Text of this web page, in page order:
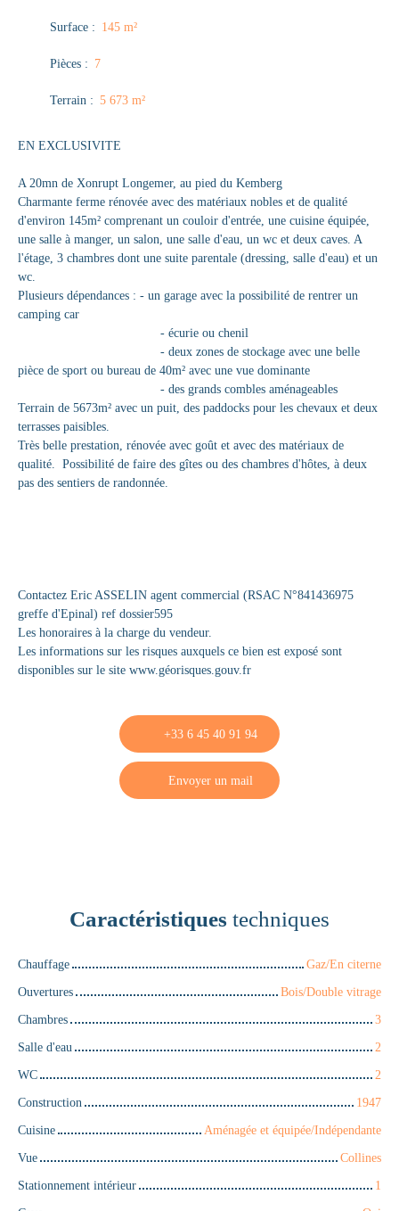
Surface : 145 m²
Pièces : 7
Terrain : 5 673 m²
EN EXCLUSIVITE
A 20mn de Xonrupt Longemer, au pied du Kemberg
Charmante ferme rénovée avec des matériaux nobles et de qualité
d'environ 145m² comprenant un couloir d'entrée, une cuisine équipée,
une salle à manger, un salon, une salle d'eau, un wc et deux caves. A
l'étage, 3 chambres dont une suite parentale (dressing, salle d'eau) et un
wc.
Plusieurs dépendances : - un garage avec la possibilité de rentrer un
camping car
- écurie ou chenil
- deux zones de stockage avec une belle
pièce de sport ou bureau de 40m² avec une vue dominante
- des grands combles aménageables
Terrain de 5673m² avec un puit, des paddocks pour les chevaux et deux
terrasses paisibles.
Très belle prestation, rénovée avec goût et avec des matériaux de
qualité. Possibilité de faire des gîtes ou des chambres d'hôtes, à deux
pas des sentiers de randonnée.
Contactez Eric ASSELIN agent commercial (RSAC N°841436975
greffe d'Epinal) ref dossier595
Les honoraires à la charge du vendeur.
Les informations sur les risques auxquels ce bien est exposé sont
disponibles sur le site www.géorisques.gouv.fr
+33 6 45 40 91 94
Envoyer un mail
Caractéristiques techniques
Chauffage
Gaz/En citerne
Ouvertures
Bois/Double vitrage
Chambres
3
Salle d'eau
2
WC
2
Construction
1947
Cuisine
Aménagée et équipée/Indépendante
Vue
Collines
Stationnement intérieur
1